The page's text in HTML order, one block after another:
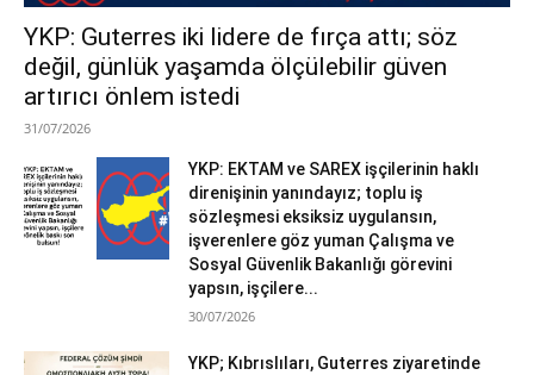
YKP: Guterres iki lidere de fırça attı; söz
değil, günlük yaşamda ölçülebilir güven
artırıcı önlem istedi
31/07/2026
YKP: EKTAM ve SAREX işçilerinin haklı
direnişinin yanındayız; toplu iş
sözleşmesi eksiksiz uygulansın,
işverenlere göz yuman Çalışma ve
Sosyal Güvenlik Bakanlığı görevini
yapsın, işçilere...
30/07/2026
YKP; Kıbrıslıları, Guterres ziyaretinde